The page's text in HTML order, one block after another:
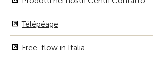
Télépéage
Free-flow in Italia